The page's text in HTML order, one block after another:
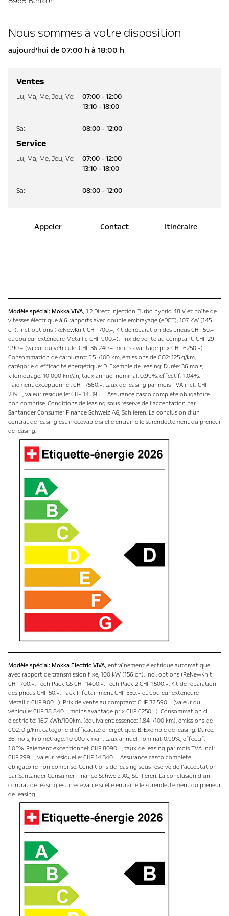
Nous sommes à votre disposition
aujourd'hui de 07:00 h à 18:00 h
Ventes
Lu, Ma, Me, Jeu, Ve:
07:00 - 12:00
13:10 - 18:00
Sa: 08:00 - 12:00
Service
Lu, Ma, Me, Jeu, Ve:
07:00 - 12:00
13:10 - 18:00
Sa: 08:00 - 12:00
Appeler Contact Itinéraire
Modèle spécial: Mokka VIVA, 1.2 Direct Injection Turbo hybrid 48 V et boîte de
vitesses électrique à 6 rapports avec double embrayage (eDCT), 107 kW (145
ch). Incl. options (ReNewKnit CHF 700.–, Kit de réparation des pneus CHF 50.–
et Couleur extérieure Metallic CHF 900.–). Prix de vente au comptant: CHF 29
990.– (valeur du véhicule: CHF 36 240.– moins avantage prix CHF 6250.–).
Consommation de carburant: 5.5 l/100 km, émissions de CO2: 125 g/km,
catégorie d efficacité énergétique: D. Exemple de leasing: Durée: 36 mois,
kilométrage: 10 000 km/an, taux annuel nominal: 0.99%, effectif: 1.04%.
Paiement exceptionnel: CHF 7560.–, taux de leasing par mois TVA incl.: CHF
239.–, valeur résiduelle: CHF 14 395.–. Assurance casco complète obligatoire
non comprise. Conditions de leasing sous réserve de l’acceptation par
Santander Consumer Finance Schweiz AG, Schlieren. La conclusion d’un
contrat de leasing est irrecevable si elle entraîne le surendettement du preneur
de leasing.
Modèle spécial: Mokka Electric VIVA, entraînement électrique automatique
avec rapport de transmission fixe, 100 kW (156 ch). Incl. options (ReNewKnit
CHF 700.–, Tech Pack GS CHF 1400.–, Tech Pack 2 CHF 1500.–, Kit de réparation
des pneus CHF 50.–, Pack Infotainment CHF 550.– et Couleur extérieure
Metallic CHF 900.–). Prix de vente au comptant: CHF 32 590.– (valeur du
véhicule: CHF 38 840.– moins avantage prix CHF 6250.–). Consommation d
électricité: 16.7 kWh/100km, (équivalent essence: 1.84 l/100 km), émissions de
CO2: 0 g/km, catégorie d efficacité énergétique: B. Exemple de leasing: Durée:
36 mois, kilométrage: 10 000 km/an, taux annuel nominal: 0.99%, effectif:
1.05%. Paiement exceptionnel: CHF 8090.–, taux de leasing par mois TVA incl.:
CHF 299.–, valeur résiduelle: CHF 14 340.–. Assurance casco complète
obligatoire non comprise. Conditions de leasing sous réserve de l’acceptation
par Santander Consumer Finance Schweiz AG, Schlieren. La conclusion d’un
contrat de leasing est irrecevable si elle entraîne le surendettement du preneur
de leasing.